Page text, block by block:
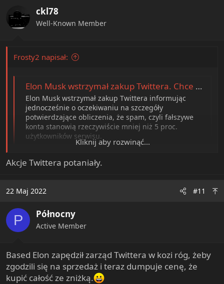
ckl78
Well-Known Member
Frosty2 napisał:
Elon Musk wstrzymał zakup Twittera. Chce mieć pewność, że konta spamowe stanowią mniej niż 5 proc.
Elon Musk wstrzymał zakup Twittera informując
jednocześnie o oczekiwaniu na szczegóły
potwierdzające obliczenia, że spam, czyli fałszywe
konta stanowią rzeczywiście mniej niż 5 proc.
użytkowników serwisu.
Kliknij aby rozwinąć...
Akcje Twittera potaniały.
22 Maj 2022 #11
P Północny
Active Member
Based Elon zapędził zarząd Twittera w kozi róg, żeby
zgodzili się na sprzedaż i teraz dumpuje cenę, że
kupić całość ze zniżką.